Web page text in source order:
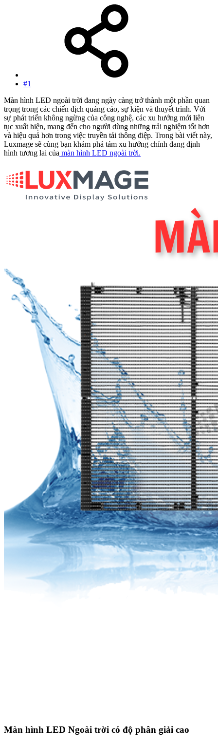
#1
Màn hình LED ngoài trời đang ngày càng trở thành một phần quan
trọng trong các chiến dịch quảng cáo, sự kiện và thuyết trình. Với
sự phát triển không ngừng của công nghệ, các xu hướng mới liên
tục xuất hiện, mang đến cho người dùng những trải nghiệm tốt hơn
và hiệu quả hơn trong việc truyền tải thông điệp. Trong bài viết này,
Luxmage sẽ cùng bạn khám phá tám xu hướng chính đang định
hình tương lai của màn hình LED ngoài trời.
Màn hình LED Ngoài trời có độ phân giải cao​